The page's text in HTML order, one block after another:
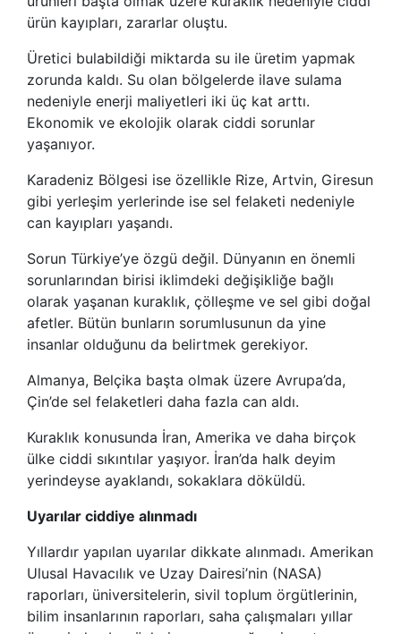
ürün kayıpları, zararlar oluştu.
Üretici bulabildiği miktarda su ile üretim yapmak
zorunda kaldı. Su olan bölgelerde ilave sulama
nedeniyle enerji maliyetleri iki üç kat arttı.
Ekonomik ve ekolojik olarak ciddi sorunlar
yaşanıyor.
Karadeniz Bölgesi ise özellikle Rize, Artvin, Giresun
gibi yerleşim yerlerinde ise sel felaketi nedeniyle
can kayıpları yaşandı.
Sorun Türkiye’ye özgü değil. Dünyanın en önemli
sorunlarından birisi iklimdeki değişikliğe bağlı
olarak yaşanan kuraklık, çölleşme ve sel gibi doğal
afetler. Bütün bunların sorumlusunun da yine
insanlar olduğunu da belirtmek gerekiyor.
Almanya, Belçika başta olmak üzere Avrupa’da,
Çin’de sel felaketleri daha fazla can aldı.
Kuraklık konusunda İran, Amerika ve daha birçok
ülke ciddi sıkıntılar yaşıyor. İran’da halk deyim
yerindeyse ayaklandı, sokaklara döküldü.
Uyarılar ciddiye alınmadı
Yıllardır yapılan uyarılar dikkate alınmadı. Amerikan
Ulusal Havacılık ve Uzay Dairesi’nin (NASA)
raporları, üniversitelerin, sivil toplum örgütlerinin,
bilim insanlarının raporları, saha çalışmaları yıllar